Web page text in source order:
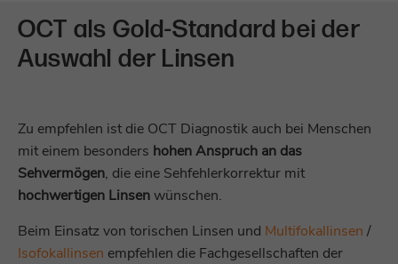
OCT als Gold-Standard bei der
Auswahl der Linsen
Zu empfehlen ist die OCT Diagnostik auch bei Menschen
mit einem besonders hohen Anspruch an das
Sehvermögen, die eine Sehfehlerkorrektur mit
hochwertigen Linsenwünschen.
Beim Einsatz von torischen Linsen und Multifokallinsen /
Isofokallinsen empfehlen die Fachgesellschaften der